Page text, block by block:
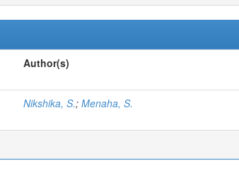
Author(s)
Nikshika, S.; Menaha, S.